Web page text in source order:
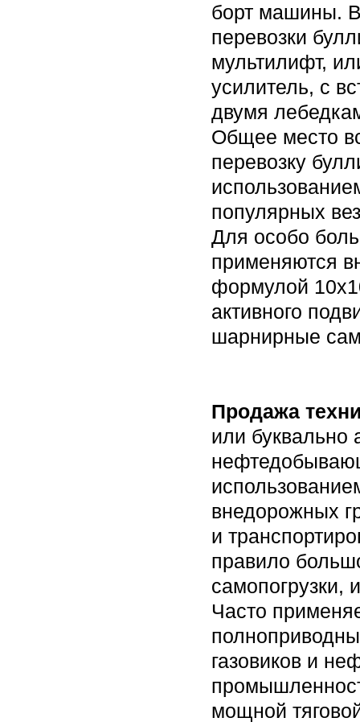
борт машины.
перевозки
мультилифт,
усилитель, с
двумя
Общее место
перевозку
популярных
Для особо
применяются
формулой
активного
шарнирные
Продажа
или буквально
внедорожных
и
правило
самопогрузки,
Часто
газовиков и
мощной